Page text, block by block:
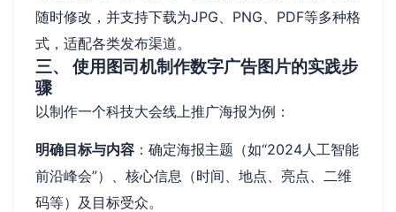
随时修改，并支持下载为JPG、PNG、PDF等多种格
式，适配各类发布渠道。
三、 使用图司机制作数字广告图片的实践步
骤
以制作一个科技大会线上推广海报为例：
明确目标与内容 ：确定海报主题（如“2024人工智能
前沿峰会”）、核心信息（时间、地点、亮点、二维
码等）及目标受众。